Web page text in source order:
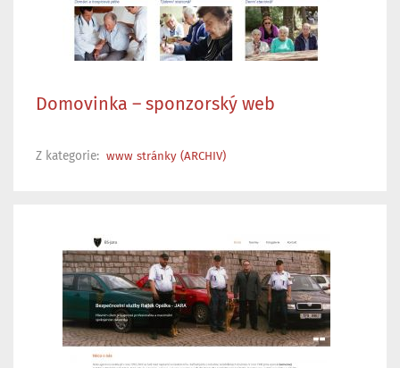
Domovinka – sponzorský web
Z kategorie: www stránky (ARCHIV)